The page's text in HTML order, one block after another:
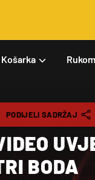
Košarka
PODIJELI SADRŽAJ
BODA